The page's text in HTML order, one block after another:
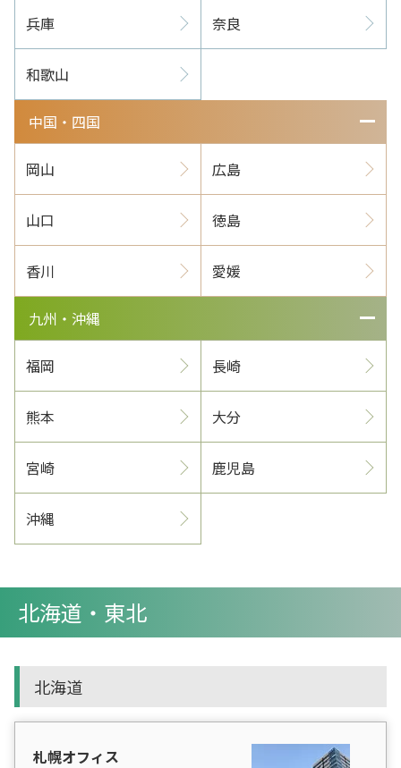
兵庫 奈良
和歌山
中国・四国
岡山 広島
山口 徳島
香川 愛媛
九州・沖縄
福岡 長崎
熊本 大分
宮崎 鹿児島
沖縄
北海道・東北
北海道
札幌オフィス